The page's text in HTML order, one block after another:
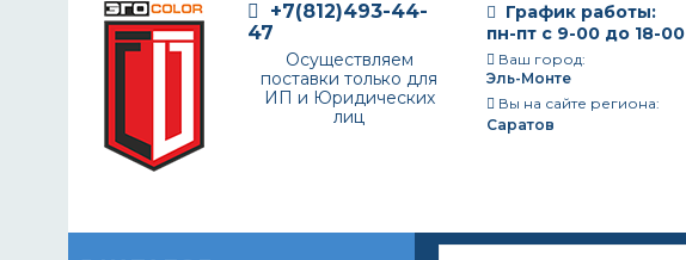
График работы:
пн-пт с 9-00 до 18-00
Ваш город:
Эль-Монте
Вы на сайте региона:
Саратов
+7(812)493-44-
47
Осуществляем
поставки только для
ИП и Юридических
лиц